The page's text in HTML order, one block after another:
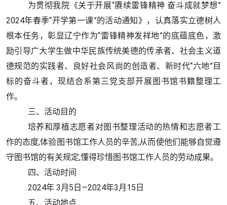
为贯彻我院《关于开展“赓续雷锋精神 奋斗成就梦想”
2024年春季“开学第一课”的活动通知》，认真落实立德树人
根本任务，彰显辽宁作为“雷锋精神发祥地”的底蕴底色，激
励引导广大学生做中华民族传统美德的传承者、社会主义道
德规范的实践者、良好社会风尚的创造者、新时代“六地”目
标的奋斗者，现结合系第三党支部开展图书馆书籍整理工
作。
三、活动目的
培养和厚植志愿者对图书整理活动的热情和志愿者工
作的态度,体验图书馆工作人员的辛苦,从而使他们能够自觉遵
守图书馆的有关规定,懂得珍惜图书馆工作人员的劳动成果。
四、活动时间
2024年 3月5日—2024年3月15日
五、活动地点